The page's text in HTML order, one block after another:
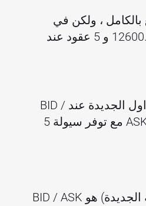
بالكامل ، ولكن في
جزأين: 5 عقود عند 12600.0 و 5 عقود عند
يبدأ DE30 جلسة التداول الجديدة عند BID /
ASK 12551.0 / 12552.0 مع توفر سيولة 5
السعر التالي (العلامة الجديدة) هو BID / ASK